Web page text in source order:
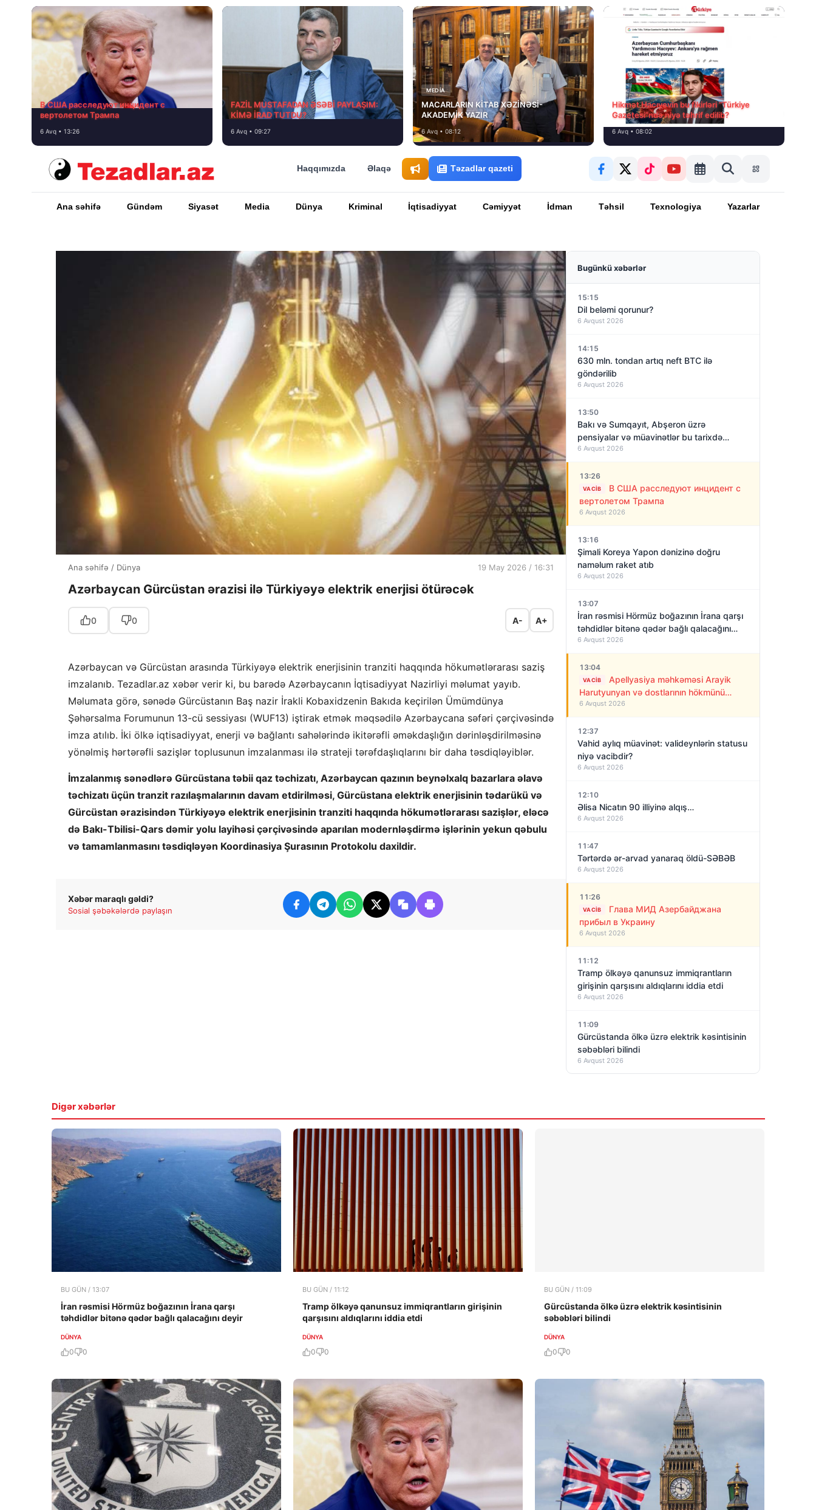
В США расследуют инцидент с
вертолетом Трампа
6 Avq • 13:26
FAZİL MUSTAFADAN ƏSƏBİ PAYLAŞIM:
KİMƏ İRAD TUTDU?
6 Avq • 09:27
MEDİA
MACARLARIN KİTAB XƏZİNƏSİ-
AKADEMİK YAZIR
6 Avq • 08:12
Hikmət Hacıyevin bu fikirləri “Türkiye
Gazetesi”ndə niyə təhrif edilib?
6 Avq • 08:02
Haqqımızda Əlaqə Təzadlar qazeti
Ana səhifə Gündəm Siyasət Media Dünya Kriminal İqtisadiyyat Cəmiyyət İdman Təhsil Texnologiya Yazarlar
Ana səhifə / Dünya 19 May 2026 / 16:31
Azərbaycan Gürcüstan ərazisi ilə Türkiyəyə elektrik enerjisi ötürəcək
0 0 A- A+
Azərbaycan və Gürcüstan arasında Türkiyəyə elektrik enerjisinin tranziti haqqında hökumətlərarası saziş
imzalanıb. Tezadlar.az xəbər verir ki, bu barədə Azərbaycanın İqtisadiyyat Nazirliyi məlumat yayıb.
Məlumata görə, sənədə Gürcüstanın Baş nazir İrakli Kobaxidzenin Bakıda keçirilən Ümümdünya
Şəhərsalma Forumunun 13-cü sessiyası (WUF13) iştirak etmək məqsədilə Azərbaycana səfəri çərçivəsində
imza atılıb. İki ölkə iqtisadiyyat, enerji və bağlantı sahələrində ikitərəfli əməkdaşlığın dərinləşdirilməsinə
yönəlmiş hərtərəfli sazişlər toplusunun imzalanması ilə strateji tərəfdaşlıqlarını bir daha təsdiqləyiblər.
İmzalanmış sənədlərə Gürcüstana təbii qaz təchizatı, Azərbaycan qazının beynəlxalq bazarlara əlavə
təchizatı üçün tranzit razılaşmalarının davam etdirilməsi, Gürcüstana elektrik enerjisinin tədarükü və
Gürcüstan ərazisindən Türkiyəyə elektrik enerjisinin tranziti haqqında hökumətlərarası sazişlər, eləcə
də Bakı-Tbilisi-Qars dəmir yolu layihəsi çərçivəsində aparılan modernləşdirmə işlərinin yekun qəbulu
və tamamlanmasını təsdiqləyən Koordinasiya Şurasının Protokolu daxildir.
Xəbər maraqlı gəldi?
Sosial şəbəkələrdə paylaşın
Bugünkü xəbərlər
15:15
Dil beləmi qorunur?
6 Avqust 2026
14:15
630 mln. tondan artıq neft BTC ilə
göndərilib
6 Avqust 2026
13:50
Bakı və Sumqayıt, Abşeron üzrə
pensiyalar və müavinətlər bu tarixdə
veriləcək
6 Avqust 2026
13:26
VACIB
В США расследуют инцидент с
вертолетом Трампа
6 Avqust 2026
13:16
Şimali Koreya Yapon dənizinə doğru
naməlum raket atıb
6 Avqust 2026
13:07
İran rəsmisi Hörmüz boğazının İrana qarşı
təhdidlər bitənə qədər bağlı qalacağını
deyir
6 Avqust 2026
13:04
VACIB
Apellyasiya məhkəməsi Arayik
Harutyunyan və dostlarının hökmünü
qüvvədə saxladı!
6 Avqust 2026
12:37
Vahid aylıq müavinət: valideynlərin statusu
niyə vacibdir?
6 Avqust 2026
12:10
Əlisa Nicatın 90 illiyinə alqış…
6 Avqust 2026
11:47
Tərtərdə ər-arvad yanaraq öldü-SƏBƏB
6 Avqust 2026
11:26
VACIB
Глава МИД Азербайджана
прибыл в Украину
6 Avqust 2026
11:12
Tramp ölkəyə qanunsuz immiqrantların
girişinin qarşısını aldıqlarını iddia etdi
6 Avqust 2026
11:09
Gürcüstanda ölkə üzrə elektrik kəsintisinin
səbəbləri bilindi
6 Avqust 2026
Digər xəbərlər
BU GÜN / 13:07
İran rəsmisi Hörmüz boğazının İrana qarşı
təhdidlər bitənə qədər bağlı qalacağını deyir
DÜNYA
0 0
BU GÜN / 11:12
Tramp ölkəyə qanunsuz immiqrantların girişinin
qarşısını aldıqlarını iddia etdi
DÜNYA
0 0
BU GÜN / 11:09
Gürcüstanda ölkə üzrə elektrik kəsintisinin
səbəbləri bilindi
DÜNYA
0 0